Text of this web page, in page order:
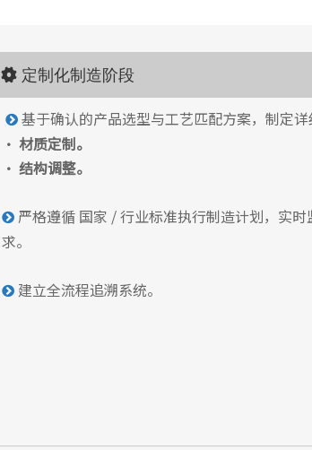
 定制化制造阶段
 基于确认的产品选型与工艺匹配方案，制定详
• 材质定制。
• 结构调整。
 严格遵循 国家 / 行业标准执行制造计划，实
求。
 建立全流程追溯系统。